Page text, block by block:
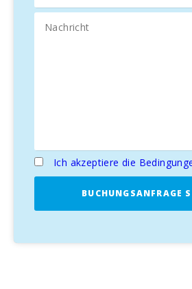
Im Inneren besticht die Villa durch ein
das die **mallorquinische
Ich akzeptiere die
BUCHUNGSANFRAGE